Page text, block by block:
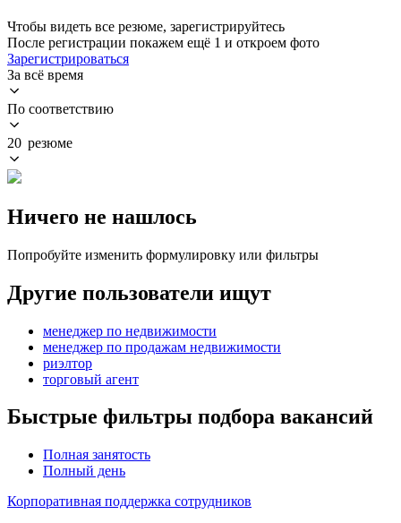
Чтобы видеть все резюме, зарегистрируйтесь
После регистрации покажем ещё 1 и откроем фото
Зарегистрироваться
За всё время
По соответствию
20 резюме
Ничего не нашлось
Попробуйте изменить формулировку или фильтры
Другие пользователи ищут
менеджер по недвижимости
менеджер по продажам недвижимости
риэлтор
торговый агент
Быстрые фильтры подбора вакансий
Полная занятость
Полный день
Корпоративная поддержка сотрудников